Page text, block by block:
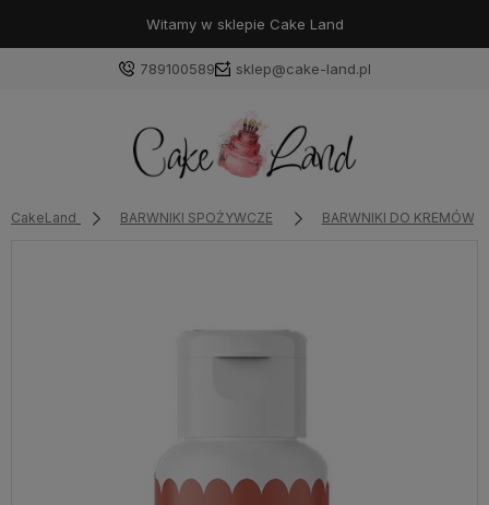
Witamy w sklepie Cake Land
789100589 sklep@cake-land.pl
CakeLand BARWNIKI SPOŻYWCZE BARWNIKI DO KREMÓW